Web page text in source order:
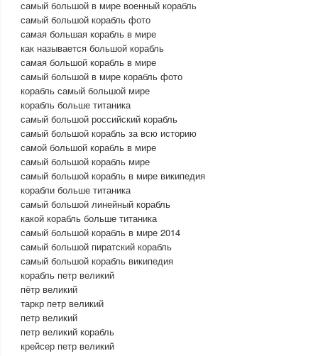
самый большой в мире военный корабль
самый большой корабль фото
самая большая корабль в мире
как называется большой корабль
самая большой корабль в мире
самый большой в мире корабль фото
корабль самый большой мире
корабль больше титаника
самый большой российский корабль
самый большой корабль за всю историю
самой большой корабль в мире
самый большой корабль мире
самый большой корабль в мире википедия
корабли больше титаника
самый большой линейный корабль
какой корабль больше титаника
самый большой корабль в мире 2014
самый большой пиратский корабль
самый большой корабль википедия
корабль петр великий
пётр великий
таркр петр великий
петр великий
петр великий корабль
крейсер петр великий